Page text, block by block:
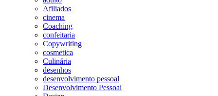
Afiliados
cinema
Coaching
confeitaria
Copywriting
cosmetica
Culinária
desenhos
desenvolvimento pessoal
Desenvolvimento Pessoal